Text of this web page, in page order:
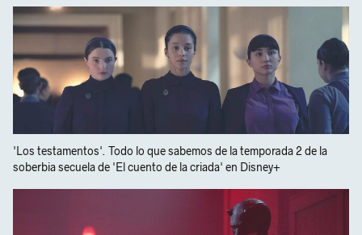
'Los testamentos'. Todo lo que sabemos de la temporada 2 de la
soberbia secuela de 'El cuento de la criada' en Disney+